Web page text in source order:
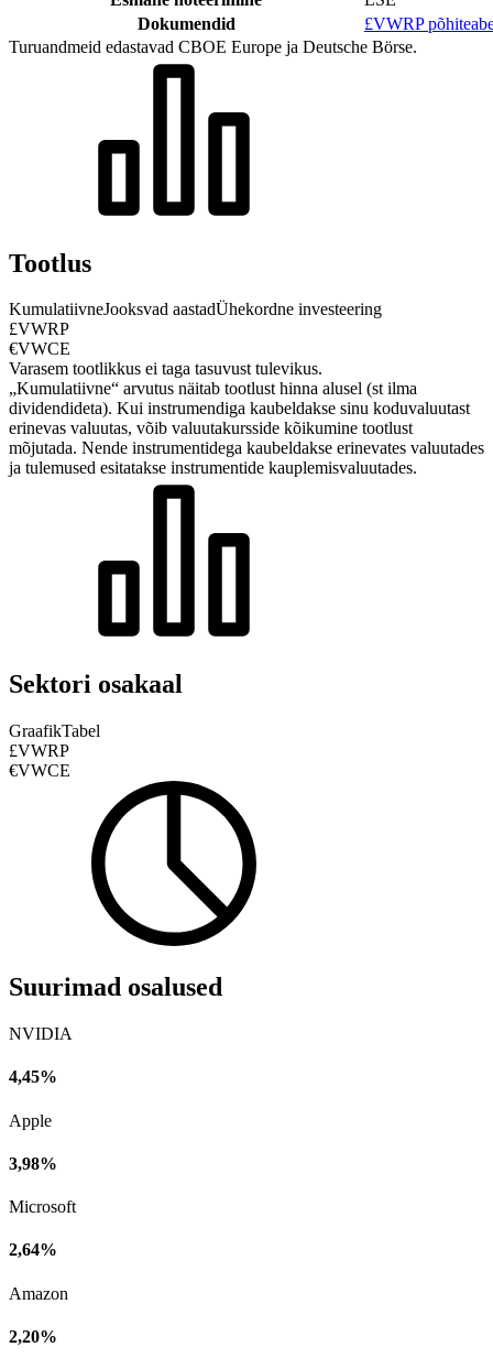
Dokumendid
£VWRP
Turuandmeid edastavad CBOE Europe ja Deutsche Börse.
Tootlus
KumulatiivneJooksvad aastadÜhekordne investeering
£VWRP
€VWCE
Varasem tootlikkus ei taga tasuvust tulevikus.
„Kumulatiivne“ arvutus näitab tootlust hinna alusel (st ilma
dividendideta). Kui instrumendiga kaubeldakse sinu koduvaluutast
erinevas valuutas, võib valuutakursside kõikumine tootlust
mõjutada. Nende instrumentidega kaubeldakse erinevates valuutades
ja tulemused esitatakse instrumentide kauplemisvaluutades.
Sektori osakaal
GraafikTabel
£VWRP
€VWCE
Suurimad osalused
NVIDIA
4,45%
Apple
3,98%
Microsoft
2,64%
Amazon
2,20%